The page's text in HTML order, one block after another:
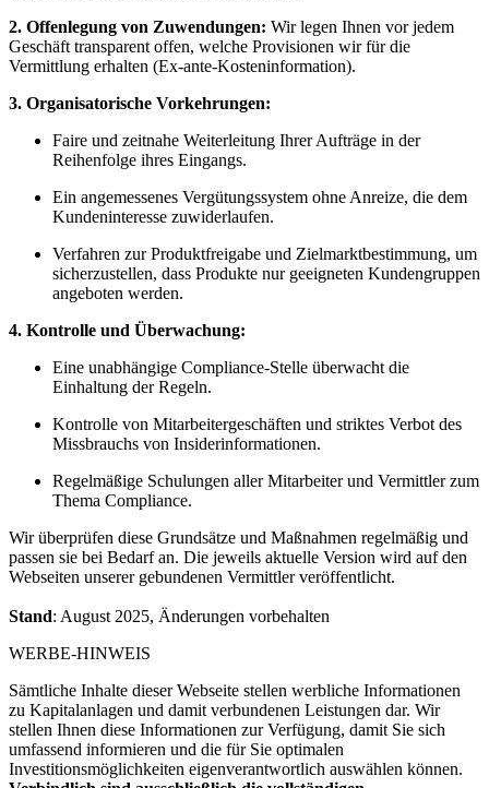
2. Offenlegung von Zuwendungen: Wir legen Ihnen vor jedem
Geschäft transparent offen, welche Provisionen wir für die
Vermittlung erhalten (Ex-ante-Kosteninformation).
3. Organisatorische Vorkehrungen:
Faire und zeitnahe Weiterleitung Ihrer Aufträge in der
Reihenfolge ihres Eingangs.
Ein angemessenes Vergütungssystem ohne Anreize, die dem
Kundeninteresse zuwiderlaufen.
Verfahren zur Produktfreigabe und Zielmarktbestimmung, um
sicherzustellen, dass Produkte nur geeigneten Kundengruppen
angeboten werden.
4. Kontrolle und Überwachung:
Eine unabhängige Compliance-Stelle überwacht die
Einhaltung der Regeln.
Kontrolle von Mitarbeitergeschäften und striktes Verbot des
Missbrauchs von Insiderinformationen.
Regelmäßige Schulungen aller Mitarbeiter und Vermittler zum
Thema Compliance.
Wir überprüfen diese Grundsätze und Maßnahmen regelmäßig und
passen sie bei Bedarf an. Die jeweils aktuelle Version wird auf den
Webseiten unserer gebundenen Vermittler veröffentlicht.
Stand: August 2025, Änderungen vorbehalten
WERBE-HINWEIS
Sämtliche Inhalte dieser Webseite stellen werb­liche Informationen
zu Kapitalanlagen und damit verbundenen Leistungen dar. Wir
stellen Ihnen diese Informationen zur Verfügung, damit Sie sich
umfassend informieren und die für Sie optimalen
Investitionsmöglichkeiten eigenver­ant­wortlich auswählen können.